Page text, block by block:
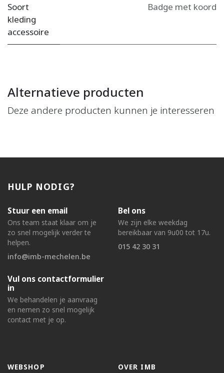
Soort
kleding
accessoire
Badge met koord
Alternatieve producten
Deze andere producten kunnen je interesseren
HULP NODIG?
Stuur een email
Ons team staat klaar om je
zo snel mogelijk verder te
helpen.
info@imb-mechelen.be
Bel ons
We zijn elke weekdag
bereikbaar van 9u00 tot 17u.
015 42 30 31
Vul ons contactformulier
in
We behandelen je aanvraag
en nemen zo snel mogelijk
contact met je op.
WEBSHOP OVER IMB